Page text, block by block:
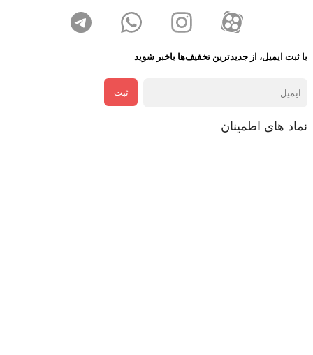
با ثبت ایمیل، از جدید‌ترین تخفیف‌ها با‌خبر شوید
ثبت
نماد های اطمینان